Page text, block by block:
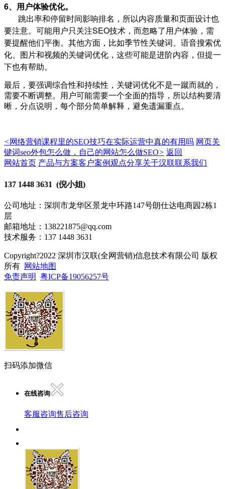
6、用户体验优化。
跳出率和停留时间影响排名，所以内容质量和页面设计也
要注意。可能用户只关注SEO技术，而忽略了用户体验，需
要提醒他们平衡。其他方面，比如季节性关键词、语音搜索优
化、图片和视频的关键词优化，这些可能是进阶内容，但提一
下也有帮助。
最后，要强调综合性和持续性，关键词优化不是一蹴而就的，
需要不断调整。用户可能需要一个全面的指导，所以结构要清
晰，分点说明，每个部分简单解释，避免遗漏重点。
<网络营销课程里的SEO技巧在实际运营中真的有用吗 网页关
键词seo外包怎么做，自己的网站怎么做SEO> 返回
网站首页 产品与方案客户案例 观点分享关于汉联联系我们
137 1448 3631 (倪小姐)
公司地址：深圳市龙华区景龙中环路147号朗仕达电商园2栋1
层
邮箱地址：138221875@qq.com
技术服务：137 1448 3631
Copyright?2022 深圳市汉联(全网营销)信息技术有限公司 版权
所有 网站地图
免责声明 粤ICP备19056257号
扫码添加微信
在线咨询
客服咨询售后咨询